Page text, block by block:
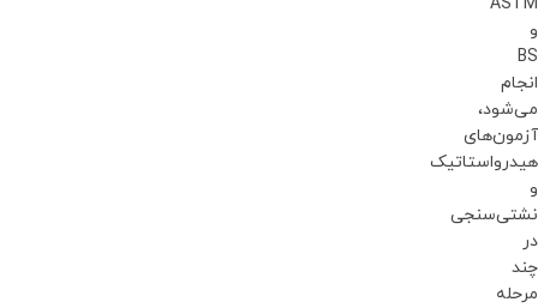
و
BS
انجام
می‌شود،
آزمون‌های
هیدرواستاتیک
و
نشتی‌سنجی
در
چند
مرحله